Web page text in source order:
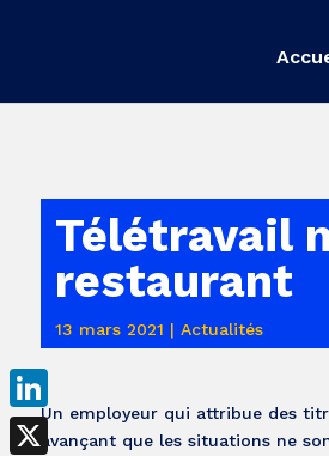
Télétravail
restaurant
13 mars 2021 | Actualités
Un employeur qui attribue des
avançant que les situations ne
LinkedIn